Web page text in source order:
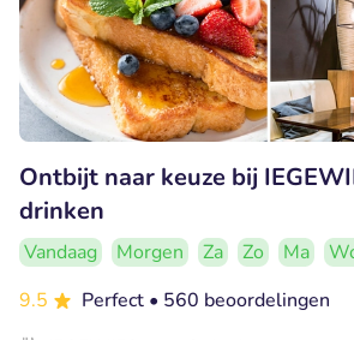
Ontbijt naar keuze bij
drinken
Vandaag Morgen Za Zo Ma
9.5
Perfect • 560 beoordelingen